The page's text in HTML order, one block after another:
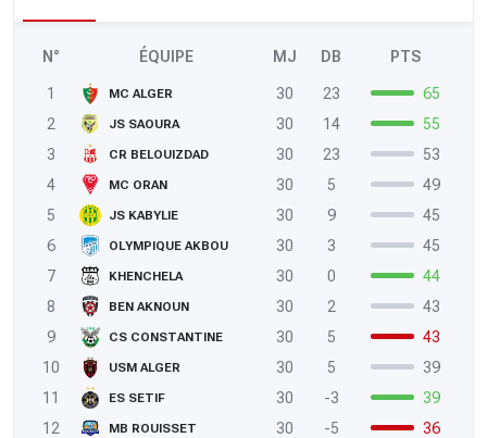
N° ÉQUIPE MJ DB PTS
1 MC ALGER 30 23
65
2
JS SAOURA 30 14
55
3
CR BELOUIZDAD 30 23
53
4
MC ORAN 30 5
49
5
JS KABYLIE 30 9
45
6
OLYMPIQUE AKBOU 30 3
45
7
KHENCHELA 30 0
44
8
BEN AKNOUN 30 2
43
9
CS CONSTANTINE 30 5
43
10
USM ALGER 30 5
39
11
ES SETIF 30 -3
39
12
MB ROUISSET 30 -5
36